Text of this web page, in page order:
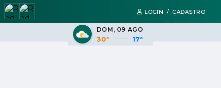
LOGIN / CADASTRO
DOM 09 AGO
30° 17°